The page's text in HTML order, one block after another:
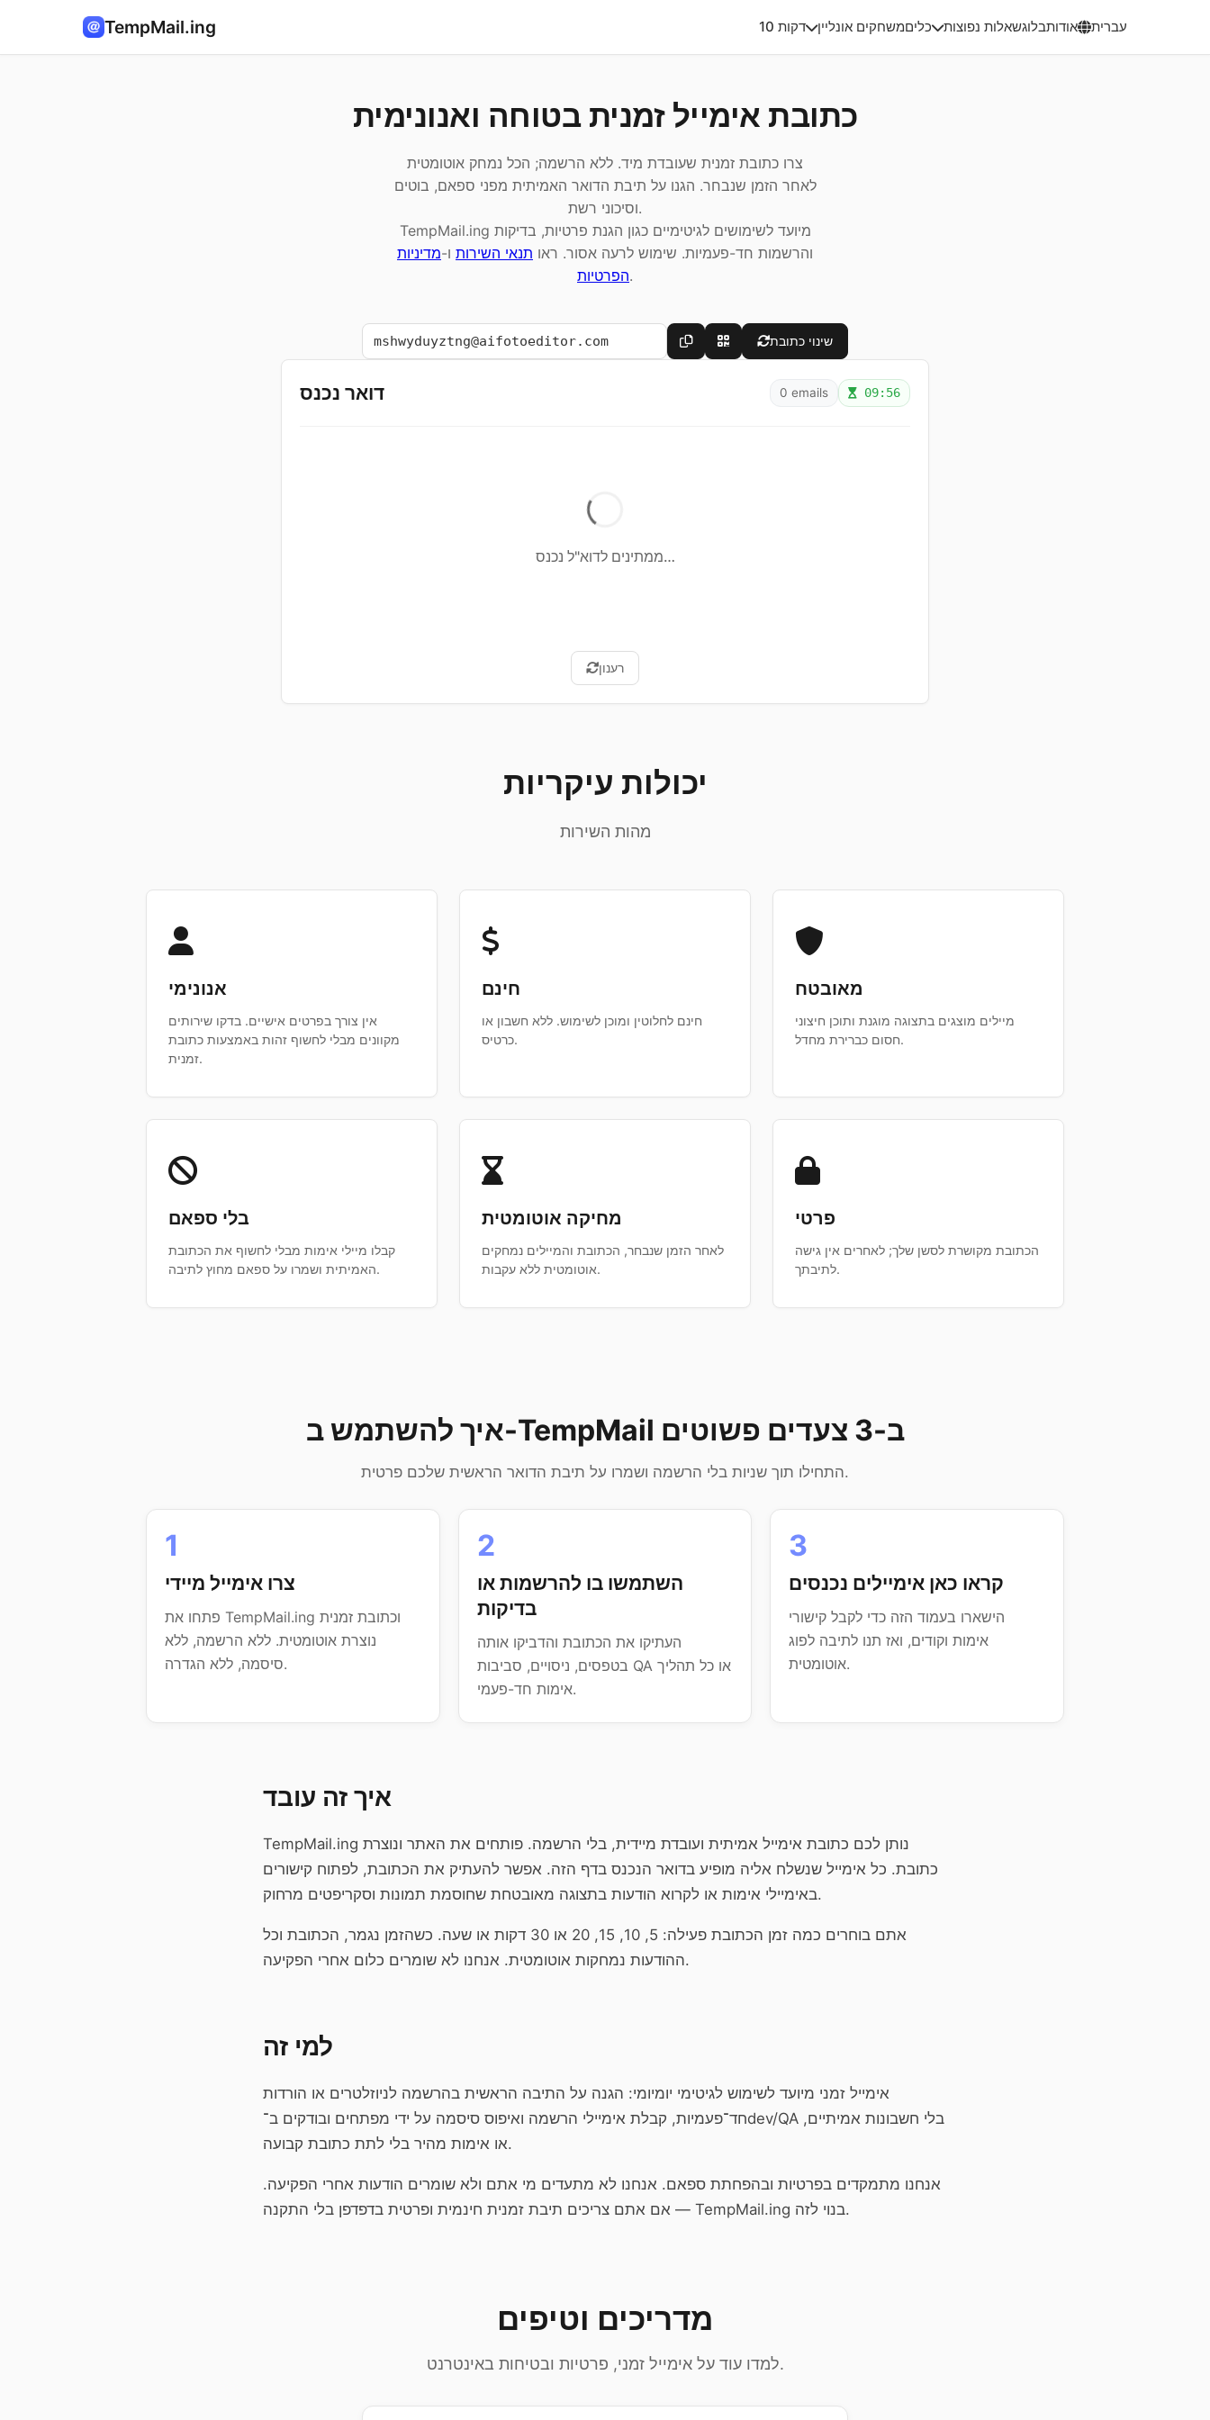
TempMail.ing 10 דקות משחקים אונלייןכלים שאלות נפוצותבלוגאודות עברית
כתובת אימייל זמנית בטוחה ואנונימית
צרו כתובת זמנית שעובדת מיד. ללא הרשמה; הכל נמחק אוטומטית
לאחר הזמן שנבחר. הגנו על תיבת הדואר האמיתית מפני ספאם, בוטים
וסיכוני רשת.
TempMail.ing מיועד לשימושים לגיטימיים כגון הגנת פרטיות, בדיקות
והרשמות חד-פעמיות. שימוש לרעה אסור. ראו תנאי השירות ו-מדיניות
הפרטיות.
שינוי כתובת
דואר נכנס 0 emails 09:56
ממתינים לדוא"ל נכנס…
רענון
יכולות עיקריות
מהות השירות
אנונימי
אין צורך בפרטים אישיים. בדקו שירותים
מקוונים מבלי לחשוף זהות באמצעות כתובת
זמנית.
חינם
חינם לחלוטין ומוכן לשימוש. ללא חשבון או
כרטיס.
מאובטח
מיילים מוצגים בתצוגה מוגנת ותוכן חיצוני
חסום כברירת מחדל.
בלי ספאם
קבלו מיילי אימות מבלי לחשוף את הכתובת
האמיתית ושמרו על ספאם מחוץ לתיבה.
מחיקה אוטומטית
לאחר הזמן שנבחר, הכתובת והמיילים נמחקים
אוטומטית ללא עקבות.
פרטי
הכתובת מקושרת לסשן שלך; לאחרים אין גישה
לתיבתך.
איך להשתמש ב-TempMail ב-3 צעדים פשוטים
התחילו תוך שניות בלי הרשמה ושמרו על תיבת הדואר הראשית שלכם פרטית.
1
צרו אימייל מיידי
פתחו את TempMail.ing וכתובת זמנית
נוצרת אוטומטית. ללא הרשמה, ללא
סיסמה, ללא הגדרה.
2
השתמשו בו להרשמות או
בדיקות
העתיקו את הכתובת והדביקו אותה
בטפסים, ניסויים, סביבות QA או כל תהליך
אימות חד-פעמי.
3
קראו כאן אימיילים נכנסים
הישארו בעמוד הזה כדי לקבל קישורי
אימות וקודים, ואז תנו לתיבה לפוג
אוטומטית.
איך זה עובד
TempMail.ing נותן לכם כתובת אימייל אמיתית ועובדת מיידית, בלי הרשמה. פותחים את האתר ונוצרת
כתובת. כל אימייל שנשלח אליה מופיע בדואר הנכנס בדף הזה. אפשר להעתיק את הכתובת, לפתוח קישורים
באימיילי אימות או לקרוא הודעות בתצוגה מאובטחת שחוסמת תמונות וסקריפטים מרחוק.
אתם בוחרים כמה זמן הכתובת פעילה: 5, 10, 15, 20 או 30 דקות או שעה. כשהזמן נגמר, הכתובת וכל
ההודעות נמחקות אוטומטית. אנחנו לא שומרים כלום אחרי הפקיעה.
למי זה
אימייל זמני מיועד לשימוש לגיטימי יומיומי: הגנה על התיבה הראשית בהרשמה לניוזלטרים או הורדות
חד־פעמיות, קבלת אימיילי הרשמה ואיפוס סיסמה על ידי מפתחים ובודקים ב־dev/QA בלי חשבונות אמיתיים,
או אימות מהיר בלי לתת כתובת קבועה.
אנחנו מתמקדים בפרטיות ובהפחתת ספאם. אנחנו לא מתעדים מי אתם ולא שומרים הודעות אחרי הפקיעה.
אם אתם צריכים תיבת זמנית חינמית ופרטית בדפדפן בלי התקנה — TempMail.ing בנוי לזה.
מדריכים וטיפים
למדו עוד על אימייל זמני, פרטיות ובטיחות באינטרנט.